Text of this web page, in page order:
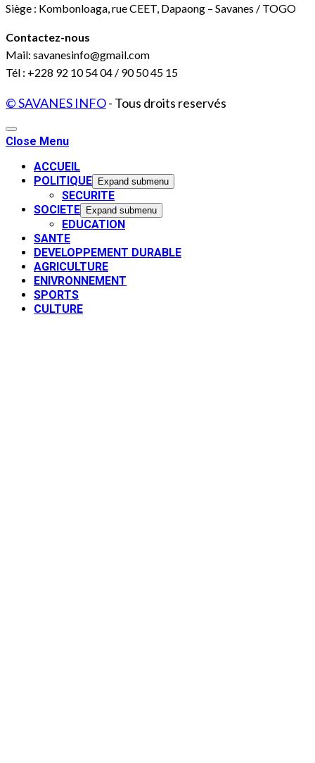
Siège : Kombonloaga, rue CEET, Dapaong – Savanes / TOGO
Contactez-nous
Mail: savanesinfo@gmail.com
Tél : +228 92 10 54 04 / 90 50 45 15
© SAVANES INFO- Tous droits reservés
Close Menu
ACCUEIL
POLITIQUE
Expand submenu
SECURITE
SOCIETE
Expand submenu
EDUCATION
SANTE
DEVELOPPEMENT DURABLE
AGRICULTURE
ENIVRONNEMENT
SPORTS
CULTURE